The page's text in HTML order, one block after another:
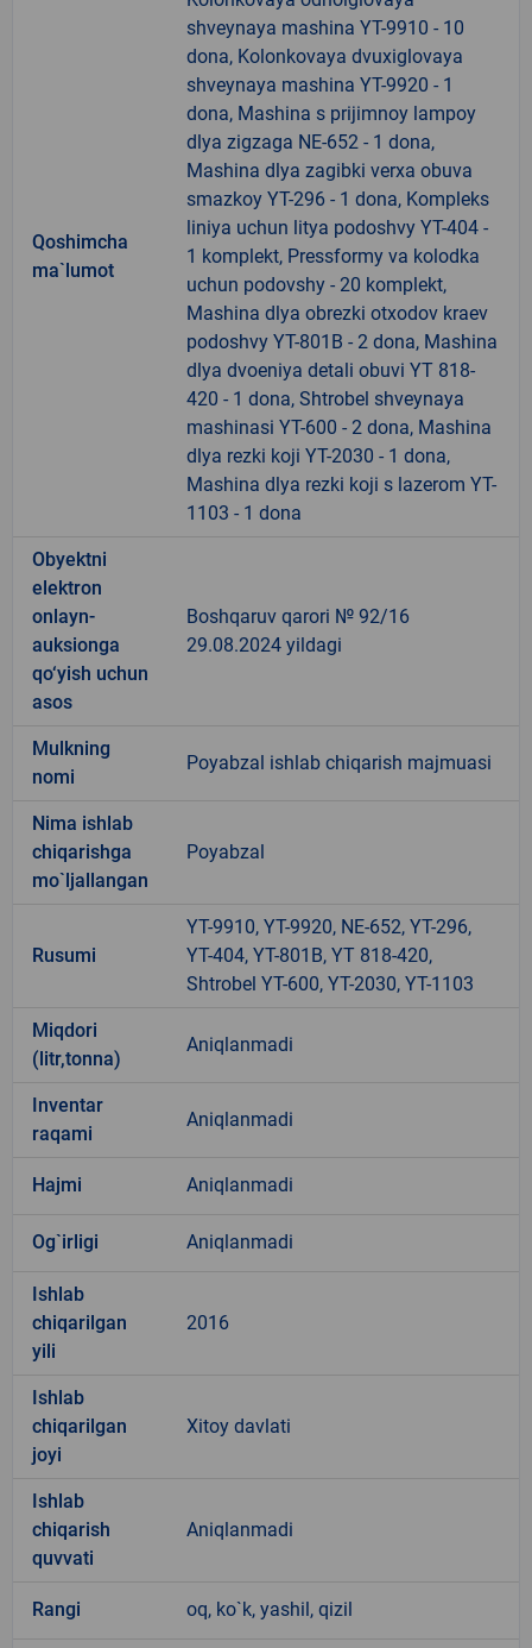
Qoshimcha
ma`lumot
shveynaya mashina YT-9910 - 10
dona, Kolonkovaya dvuxiglovaya
shveynaya mashina YT-9920 - 1
dona, Mashina s prijimnoy lampoy
dlya zigzaga NE-652 - 1 dona,
Mashina dlya zagibki verxa obuva
smazkoy YT-296 - 1 dona, Kompleks
liniya uchun litya podoshvy YT-404 -
1 komplekt, Pressformy va kolodka
uchun podovshy - 20 komplekt,
Mashina dlya obrezki otxodov kraev
podoshvy YT-801B - 2 dona, Mashina
dlya dvoeniya detali obuvi YT 818-
420 - 1 dona, Shtrobel shveynaya
mashinasi YT-600 - 2 dona, Mashina
dlya rezki koji YT-2030 - 1 dona,
Mashina dlya rezki koji s lazerom YT-
1103 - 1 dona
Obyektni
elektron
onlayn-
auksionga
qo‘yish uchun
asos
Boshqaruv qarori № 92/16
29.08.2024 yildagi
Mulkning
nomi
Poyabzal ishlab chiqarish majmuasi
Nima ishlab
chiqarishga
mo`ljallangan
Poyabzal
Rusumi
YT-9910, YT-9920, NE-652, YT-296,
YT-404, YT-801B, YT 818-420,
Shtrobel YT-600, YT-2030, YT-1103
Miqdori
(litr,tonna)
Aniqlanmadi
Inventar
raqami
Aniqlanmadi
Hajmi Aniqlanmadi
Og`irligi Aniqlanmadi
Ishlab
chiqarilgan
yili
2016
Ishlab
chiqarilgan
joyi
Xitoy davlati
Ishlab
chiqarish
quvvati
Aniqlanmadi
Rangi oq, ko`k, yashil, qizil